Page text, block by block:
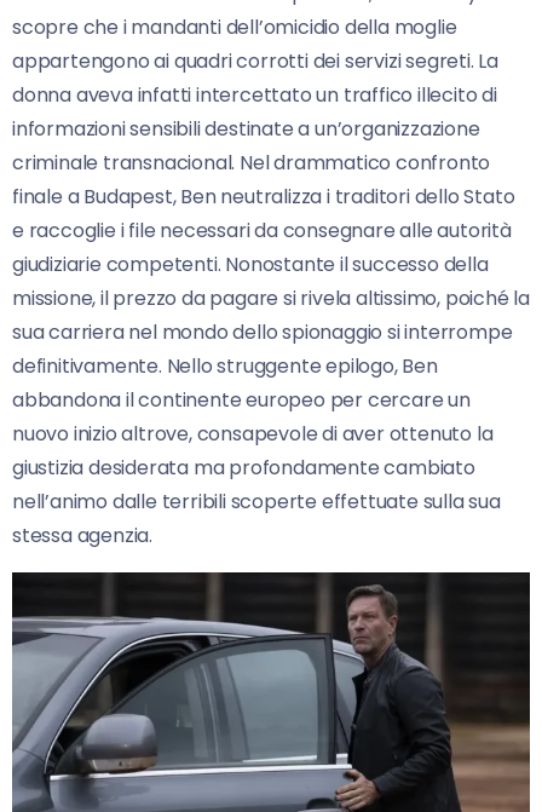
scopre che i mandanti dell’omicidio della moglie
appartengono ai quadri corrotti dei servizi segreti. La
donna aveva infatti intercettato un traffico illecito di
informazioni sensibili destinate a un’organizzazione
criminale transnacional. Nel drammatico confronto
finale a Budapest, Ben neutralizza i traditori dello Stato
e raccoglie i file necessari da consegnare alle autorità
giudiziarie competenti. Nonostante il successo della
missione, il prezzo da pagare si rivela altissimo, poiché la
sua carriera nel mondo dello spionaggio si interrompe
definitivamente. Nello struggente epilogo, Ben
abbandona il continente europeo per cercare un
nuovo inizio altrove, consapevole di aver ottenuto la
giustizia desiderata ma profondamente cambiato
nell’animo dalle terribili scoperte effettuate sulla sua
stessa agenzia.